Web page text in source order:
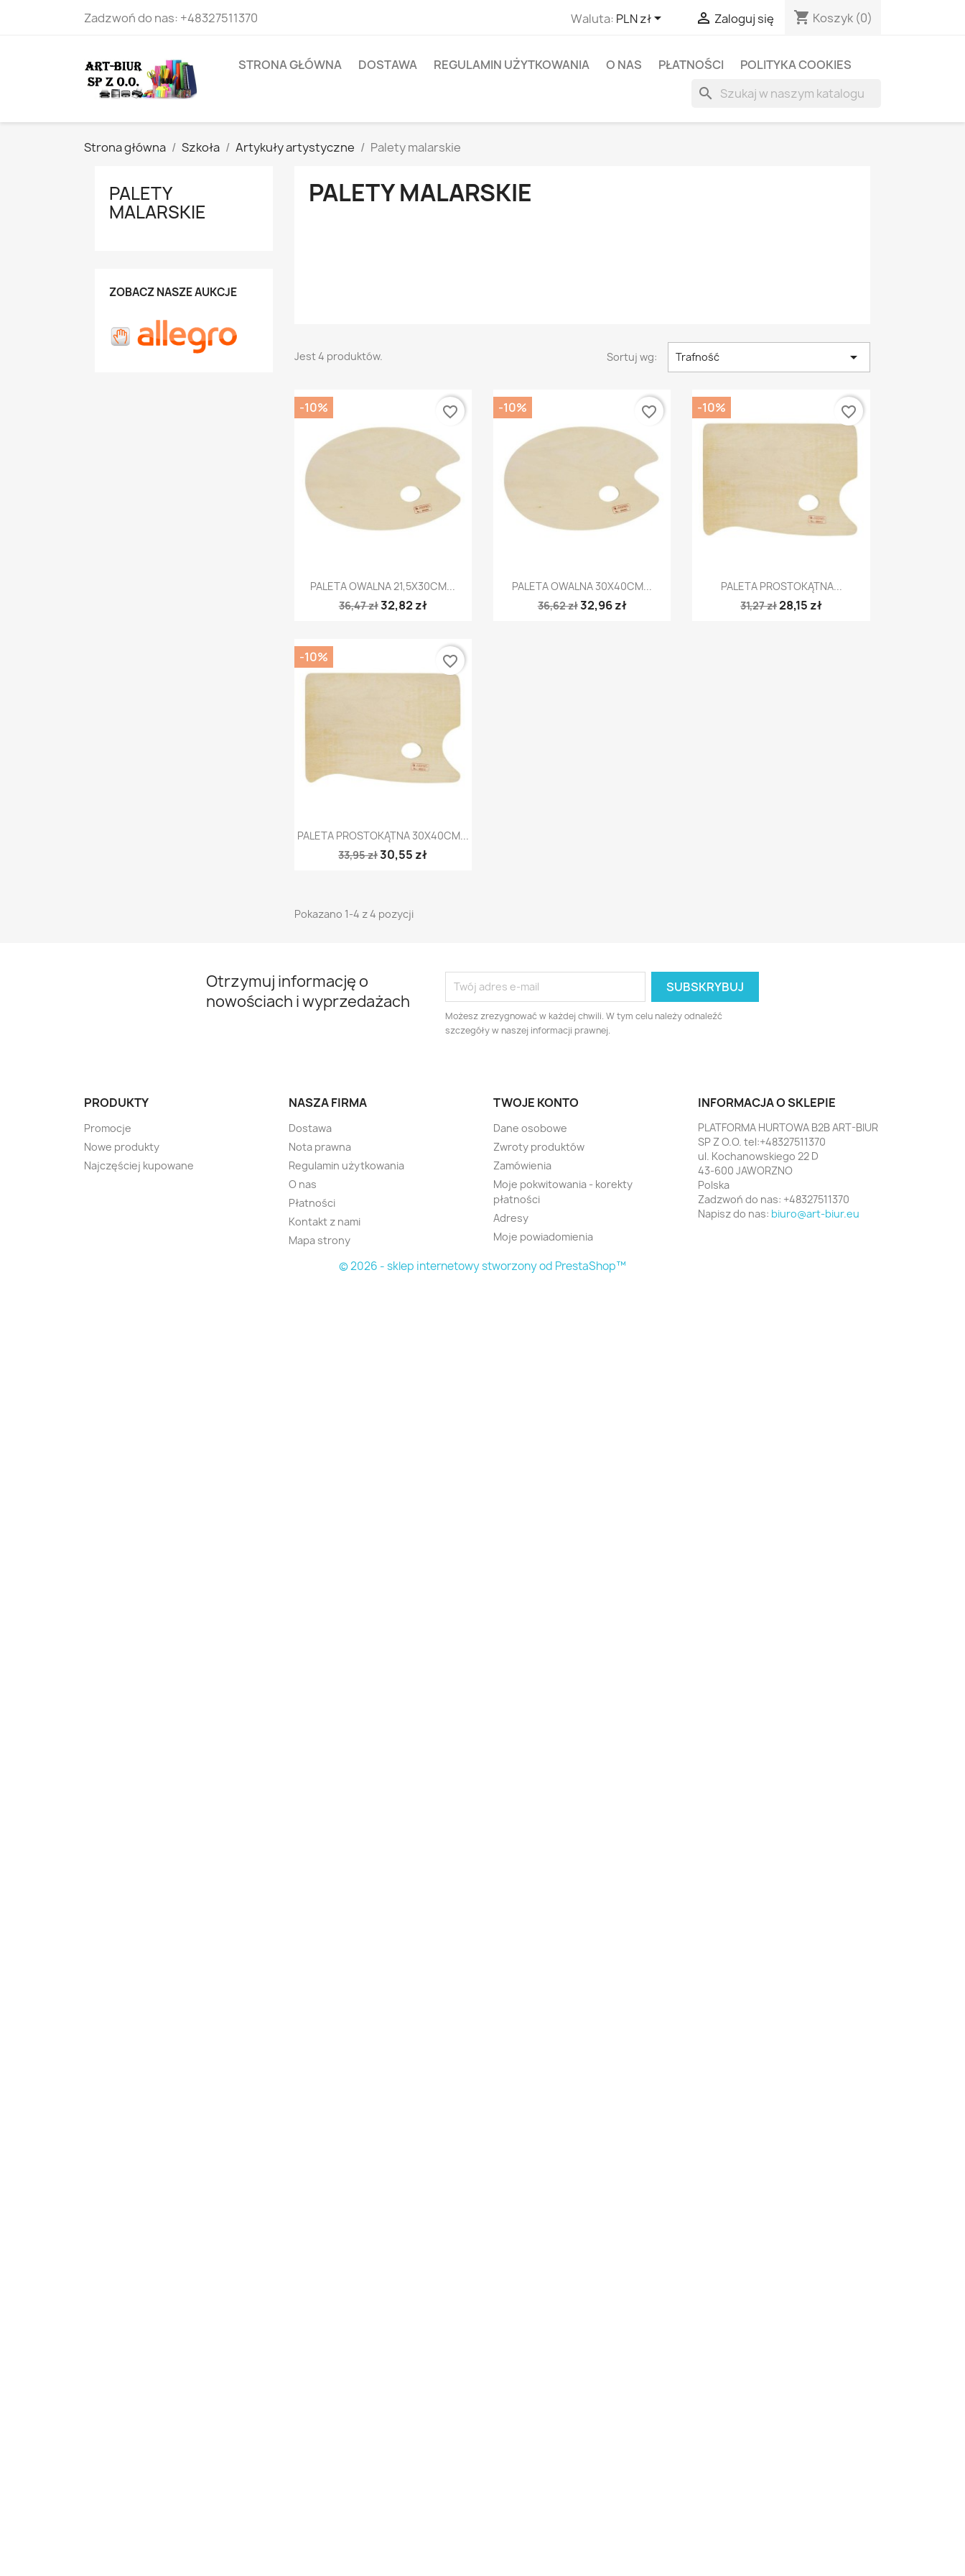
Zadzwoń do nas: +48327511370 Waluta: PLN zł  Zaloguj się shopping_cart Koszyk (0)
STRONA GŁÓWNA DOSTAWA REGULAMIN UŻYTKOWANIA O NAS PŁATNOŚCI POLITYKA COOKIES
search
Strona główna Szkoła Artykuły artystyczne Palety malarskie
PALETY
MALARSKIE
ZOBACZ NASZE AUKCJE
PALETY MALARSKIE
Jest 4 produktów. Sortuj wg: Trafność 
Szybki podgląd
PALETA OWALNA 21,5X30CM...
36,47 zł32,82 zł
-10% favorite_border
Szybki podgląd
PALETA OWALNA 30X40CM...
36,62 zł32,96 zł
-10% favorite_border
Szybki podgląd
PALETA PROSTOKĄTNA...
31,27 zł28,15 zł
-10% favorite_border
Szybki podgląd
PALETA PROSTOKĄTNA 30X40CM...
33,95 zł30,55 zł
-10% favorite_border
Pokazano 1-4 z 4 pozycji
Otrzymuj informację o
nowościach i wyprzedażach
Możesz zrezygnować w każdej chwili. W tym celu należy odnaleźć
szczegóły w naszej informacji prawnej.
PRODUKTY
Promocje
Nowe produkty
Najczęściej kupowane
NASZA FIRMA
Dostawa
Nota prawna
Regulamin użytkowania
O nas
Płatności
Kontakt z nami
Mapa strony
TWOJE KONTO
Dane osobowe
Zwroty produktów
Zamówienia
Moje pokwitowania - korekty
płatności
Adresy
Moje powiadomienia
INFORMACJA O SKLEPIE
PLATFORMA HURTOWA B2B ART-BIUR
SP Z O.O. tel:+48327511370
ul. Kochanowskiego 22 D
43-600 JAWORZNO
Polska
Zadzwoń do nas: +48327511370
Napisz do nas: biuro@art-biur.eu
© 2026 - sklep internetowy stworzony od PrestaShop™